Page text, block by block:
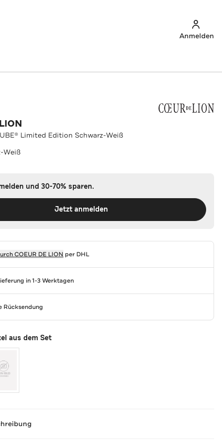
Anmelden
Limited Edition Schwarz-Weiß
Weiß
und 30-70% sparen.
Jetzt anmelden
COEUR DE LION per DHL
in 1-3 Werktagen
Rücksendung
aus dem Set